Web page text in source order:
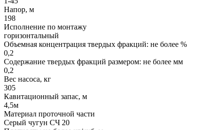
Напор, м
198
Исполнение по монтажу
горизонтальный
Объемная концентрация твердых фракций: не более %
0,2
Содержание твердых фракций размером: не более мм
0,2
Вес насоса, кг
305
Кавитационный запас, м
4,5м
Материал проточной части
Серый чугун СЧ 20